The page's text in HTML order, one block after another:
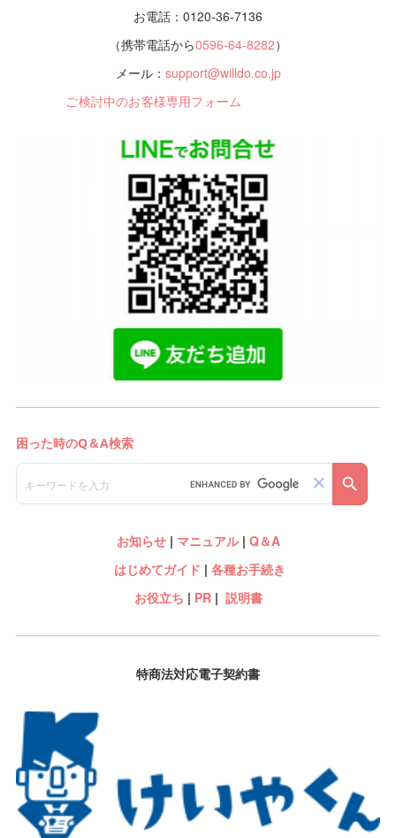
お電話：0120-36-7136
（携帯電話から0596-64-8282）
メール： support@willdo.co.jp
ご検討中のお客様専用フォーム
お知らせ| マニュアル| Q＆A
はじめてガイド | 各種お手続き
お役立ち | PR| 説明書
特商法対応電子契約書